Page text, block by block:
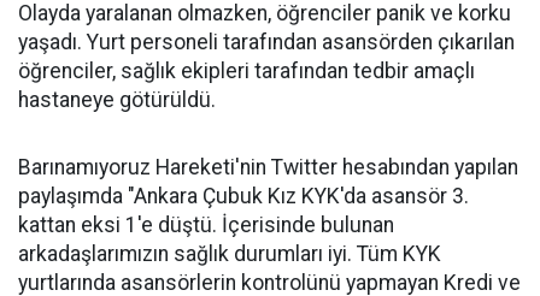
Olayda yaralanan olmazken, öğrenciler panik ve korku
yaşadı. Yurt personeli tarafından asansörden çıkarılan
öğrenciler, sağlık ekipleri tarafından tedbir amaçlı
hastaneye götürüldü.
Barınamıyoruz Hareketi'nin Twitter hesabından yapılan
paylaşımda "Ankara Çubuk Kız KYK'da asansör 3.
kattan eksi 1'e düştü. İçerisinde bulunan
arkadaşlarımızın sağlık durumları iyi. Tüm KYK
yurtlarında asansörlerin kontrolünü yapmayan Kredi ve